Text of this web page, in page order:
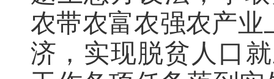
农带农富农强农产
济， 实现脱贫人口